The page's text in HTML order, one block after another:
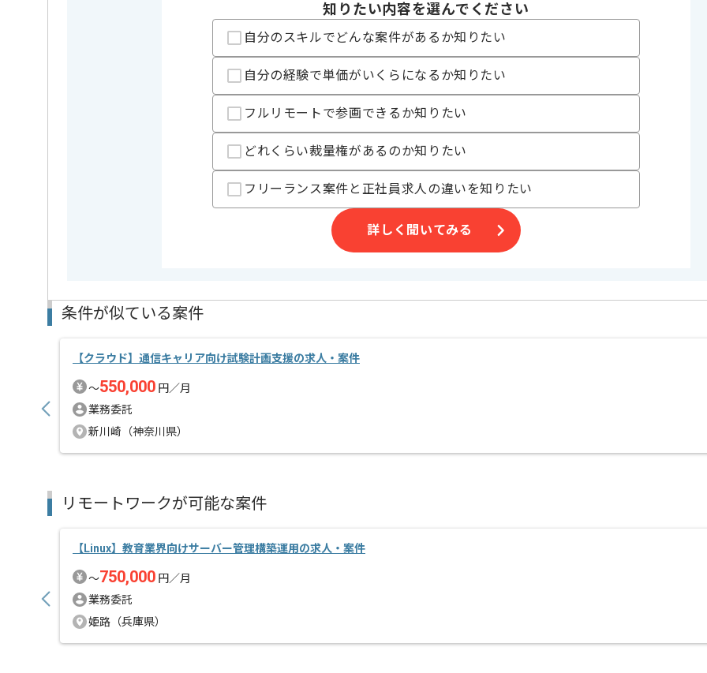
支払いサイト
通話システム開発に強みを持っている企業です。
レバテックでの実績有の企業における案件でございます｡
Linux, Windowsの経験を活かされたい方におすすめです。
知りたい内容を選んでください
自分のスキルでどんな案件があるか知りたい
自分の経験で単価がいくらになるか知りたい
フルリモートで参画できるか知りたい
どれくらい裁量権があるのか知りたい
フリーランス案件と正社員求人の違いを知りたい
詳しく聞いてみる
条件が似ている案件
【クラウド】通信キャリア向け試験計画支援の求人・案件
〜550,000 円／月
業務委託
新川崎（神奈川県）
リモートワークが可能な案件
【Linux】教育業界向けサーバー管理構築運用の求人・案件
〜750,000 円／月
業務委託
姫路（兵庫県）